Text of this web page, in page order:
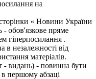
на
« Новини України
- обов'язкове пряме
гіперпосилання .
в незалежності від
матеріалів.
- видань) - повинна бути
першому абзаці